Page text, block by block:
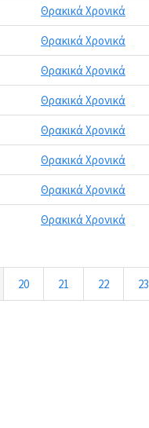
Θρακικά Χρονικά
Θρακικά Χρονικά
Θρακικά Χρονικά
Θρακικά Χρονικά
Θρακικά Χρονικά
Θρακικά Χρονικά
Θρακικά Χρονικά
Θρακικά Χρονικά
20 21 22 23